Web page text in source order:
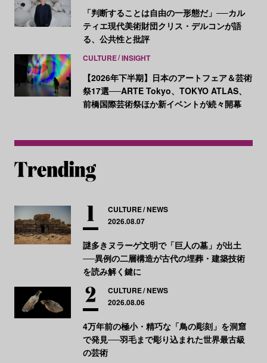
「判断することは自由の一形態だ」──カル
ティエ現代美術財団クリス・デルコンが語
る、公共性と批評
CULTURE INSIGHT
【2026年下半期】日本のアートフェア＆芸術
祭17選──ARTE Tokyo、TOKYO ATLAS、
前橋国際芸術祭ほか新イベントが続々開幕
CULTURE NEWS
2026.08.07
謎多きヌラーゲ文明で「巨人の墓」が出土
──異例の二層構造が古代の埋葬・建築技術
を読み解く鍵に
CULTURE NEWS
2026.08.06
4万年前の極小・精巧な「鳥の彫刻」を洞窟
で発見──羽毛まで彫り込まれた世界最古級
の芸術